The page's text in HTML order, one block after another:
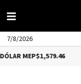
7/8/2026
$1,579.46